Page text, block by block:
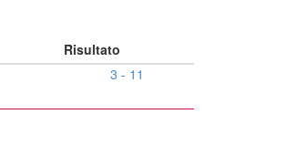
Risultato
3 - 11